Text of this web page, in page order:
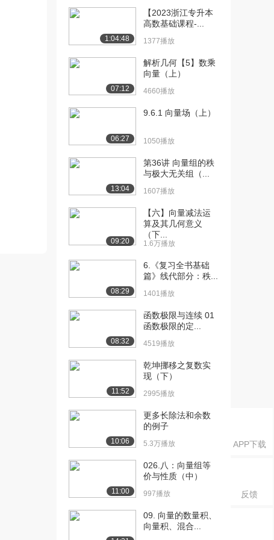
APP下载
反馈
[10] 4.第4讲一元函数微分
学的概念与计...
952播放
22:40
[11] 4.第4讲一元函数微分
22:33
[12] 7.第7讲零点问题与微
19:28
[13] 7.第7讲零点问题与微
19:31
[14] 7.第7讲零点问题与微
19:29
[15] 8.第8讲一元函数积分
19:58
[16] 8.第8讲一元函数积分
学的概念与计...
20:00
学的概念与计...
学的几何应用...
学的几何应用...
学的几何应用...
1:04:48
【2023浙江专升本
高数基础课程-...
1377播放
07:12
解析几何【5】数乘
向量（上）
4660播放
06:27
9.6.1 向量场（上）
1050播放
13:04
第36讲 向量组的秩
与极大无关组（...
1607播放
09:20
【六】向量减法运
算及其几何意义
（下...
1.6万播放
08:29
6.《复习全书基础
篇》线代部分：秩...
1401播放
08:32
函数极限与连续 01
函数极限的定...
4519播放
11:52
乾坤挪移之复数实
现（下）
2995播放
10:06
更多长除法和余数
的例子
5.3万播放
11:00
026.八：向量组等
价与性质（中）
997播放
09. 向量的数量积、
向量积、混合...